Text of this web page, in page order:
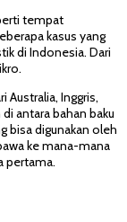
tempat
kasus yang
di Indonesia. Dari
Australia, Inggris,
antara bahan baku
bisa digunakan oleh
ke mana-mana
pertama.